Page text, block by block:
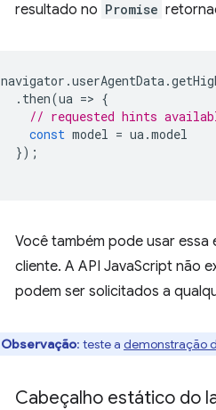
resultado no Promise
navigator .userAgentData.
. then(ua => {
// requested hints
const model = ua.model
});
Você também pode usar
cliente. A API JavaScript não
podem ser solicitados a
Observação: teste a demonstração
Cabeçalho estático do